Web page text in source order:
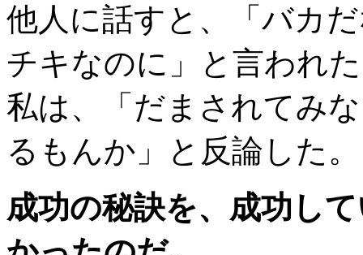
他人に話すと、「バカ
チキなのに」と言われ
私は、「だまされてみ
るもんか」と反論した。
成功の秘訣を、成功し